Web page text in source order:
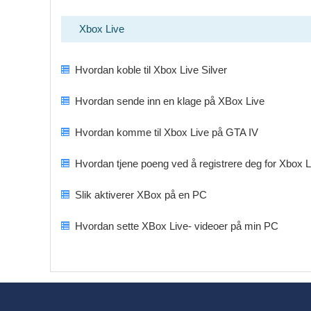
Xbox Live
Hvordan koble til Xbox Live Silver
Hvordan sende inn en klage på XBox Live
Hvordan komme til Xbox Live på GTA IV
Hvordan tjene poeng ved å registrere deg for Xbox
Slik aktiverer XBox på en PC
Hvordan sette XBox Live- videoer på min PC